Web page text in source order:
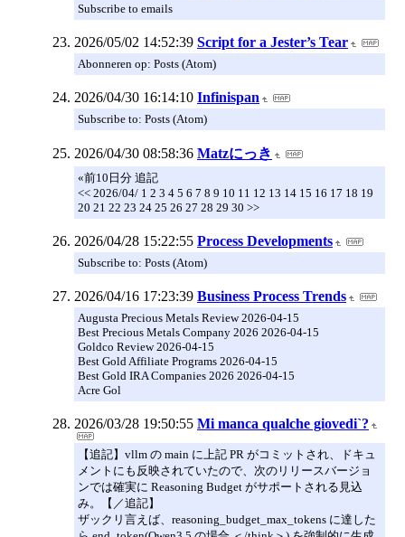
Subscribe to emails
2026/05/02 14:52:39 Script for a Jester’s Tear
Abonneren op: Posts (Atom)
2026/04/30 16:14:10 Infinispan
Subscribe to: Posts (Atom)
2026/04/30 08:58:36 Matzにっき
«前10日分 追記
<< 2026/04/ 1 2 3 4 5 6 7 8 9 10 11 12 13 14 15 16 17 18 19
20 21 22 23 24 25 26 27 28 29 30 >>
2026/04/28 15:22:55 Process Developments
Subscribe to: Posts (Atom)
2026/04/16 17:23:39 Business Process Trends
Augusta Precious Metals Review 2026-04-15
Best Precious Metals Company 2026 2026-04-15
Goldco Review 2026-04-15
Best Gold Affiliate Programs 2026-04-15
Best Gold IRA Companies 2026 2026-04-15
Acre Gol
2026/03/28 19:50:55 Mi manca qualche giovedi`?
【追記】vllm の main に上記 PR がコミットされ、ドキュ
メントにも反映されていたので、次のリリースバージョ
ンでは確実に Reasoning Budget がサポートされる見込
み。【／追記】
ザックリ言えば、reasoning_budget_max_tokens に達した